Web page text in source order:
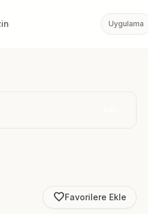
Uygulama
favorite_borderFavorilere Ekle